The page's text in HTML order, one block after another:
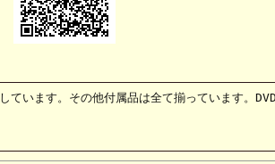
います。その他付属品は全て揃っています。